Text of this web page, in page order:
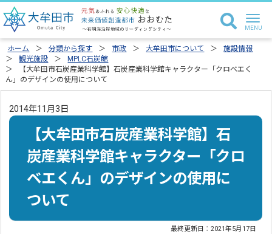
ホーム 分類から探す 市政 大牟田市について
施設情報
観光施設
MPLC石炭館
【大牟田市石炭産業科学館】石炭産業科学館キャラクター「クロベエく
ん」のデザインの使用について
2014年11月3日
【大牟田市石炭産業科学館】石
炭産業科学館キャラクター「クロ
ベエくん」のデザインの使用に
ついて
最終更新日：2021年5月17日